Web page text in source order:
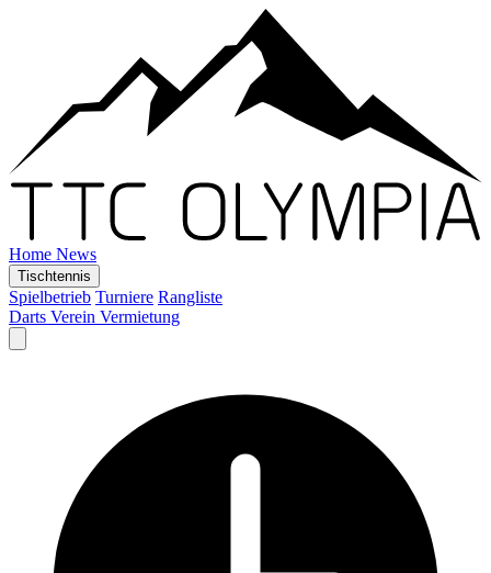
Home News
Tischtennis
Spielbetrieb Turniere Rangliste
Darts Verein Vermietung